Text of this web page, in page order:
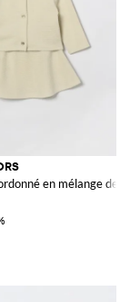
baskets version
la nouvelle
sacs Michael Kors
en mélange de